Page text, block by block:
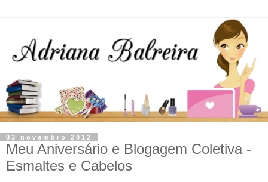
03 novembro 2012
Meu Aniversário e Blogagem Coletiva -
Esmaltes e Cabelos